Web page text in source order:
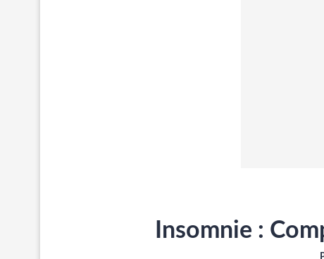
Insomnie :